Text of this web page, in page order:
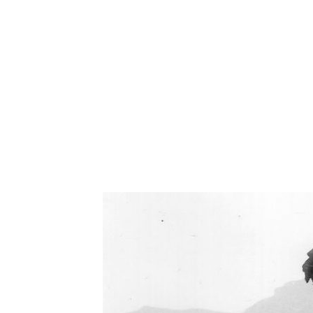
Zorki